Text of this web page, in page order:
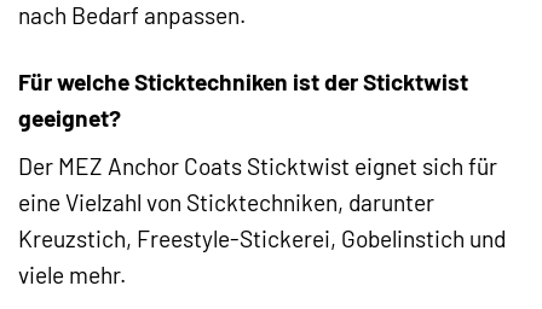
nach Bedarf anpassen.
Für welche Sticktechniken ist der Sticktwist
geeignet?
Der MEZ Anchor Coats Sticktwist eignet sich für
eine Vielzahl von Sticktechniken, darunter
Kreuzstich, Freestyle-Stickerei, Gobelinstich und
viele mehr.